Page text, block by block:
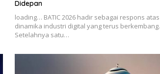
Didepan
loading… BATIC 2026 hadir sebagai respons atas
dinamika industri digital yang terus berkembang.
Setelahnya satu…